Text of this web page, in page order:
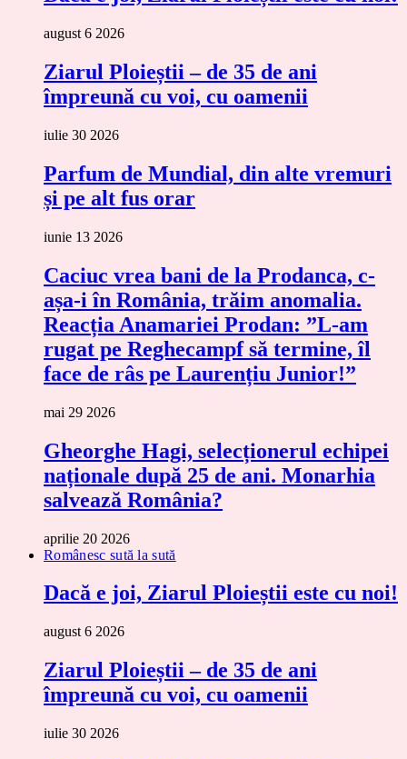
august 6 2026
Ziarul Ploieștii – de 35 de ani
împreună cu voi, cu oamenii
iulie 30 2026
Parfum de Mundial, din alte vremuri
și pe alt fus orar
iunie 13 2026
Caciuc vrea bani de la Prodanca, c-
așa-i în România, trăim anomalia.
Reacția Anamariei Prodan: ”L-am
rugat pe Reghecampf să termine, îl
face de râs pe Laurențiu Junior!”
mai 29 2026
Gheorghe Hagi, selecționerul echipei
naționale după 25 de ani. Monarhia
salvează România?
aprilie 20 2026
Românesc sută la sută
Dacă e joi, Ziarul Ploieștii este cu noi!
august 6 2026
Ziarul Ploieștii – de 35 de ani
împreună cu voi, cu oamenii
iulie 30 2026